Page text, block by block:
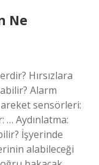
Ne
Hırsızlara
Alarm
sensörleri:
… Aydınlatma:
İşyerinde
alabileceği